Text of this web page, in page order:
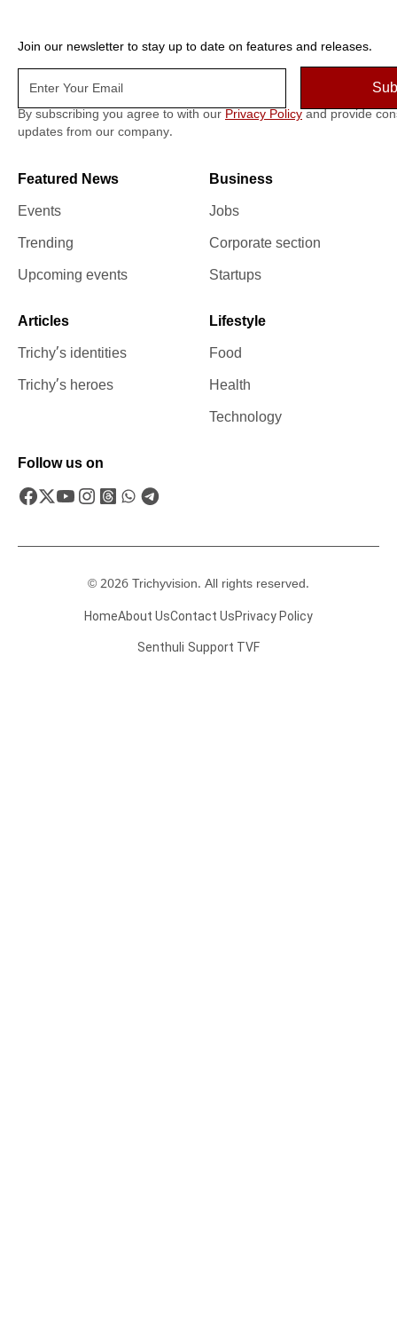
Join our newsletter to stay up to date on features and releases.
By subscribing you agree to with our Privacy Policy and provide
updates from our company.
Featured News
Events
Trending
Upcoming events
Business
Jobs
Corporate section
Startups
Articles
Trichy’s identities
Trichy’s heroes
Lifestyle
Food
Health
Technology
Follow us on
© 2026 Trichyvision. All rights reserved.
HomeAbout UsContact UsPrivacy Policy
Senthuli Support TVF